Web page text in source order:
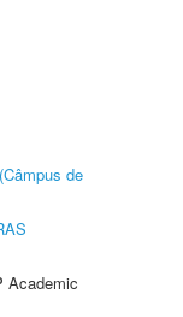
de
Academic